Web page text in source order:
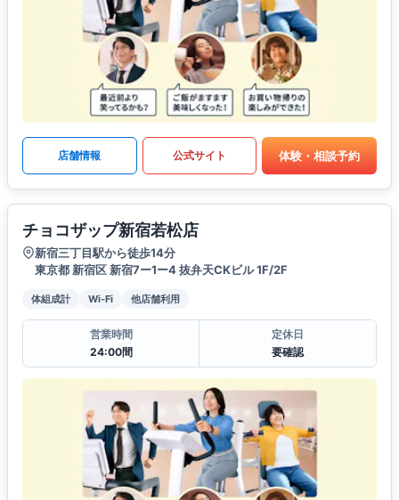
店舗情報 公式サイト 体験・相談予約
チョコザップ新宿若松店
新宿三丁目駅から徒歩14分
東京都 新宿区 新宿7ー1ー4 抜弁天CKビル 1F/2F
体組成計 Wi-Fi 他店舗利用
営業時間
24:00間
定休日
要確認